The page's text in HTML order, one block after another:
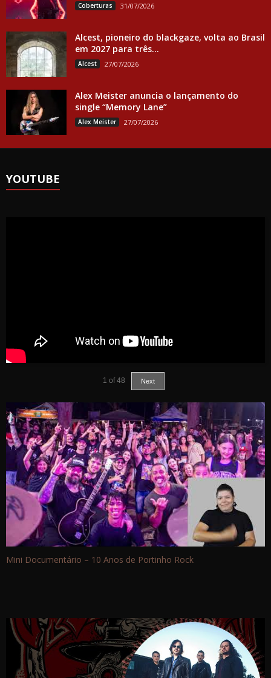
Coberturas 31/07/2026
Alcest, pioneiro do blackgaze, volta ao Brasil
em 2027 para três...
Alcest 27/07/2026
Alex Meister anuncia o lançamento do
single “Memory Lane”
Alex Meister 27/07/2026
YOUTUBE
1 of 48 Next
Mini Documentário – 10 Anos de Portinho Rock